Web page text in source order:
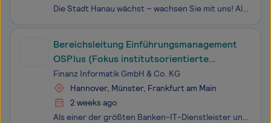
Die Stadt Hanau wächst – wachsen Sie mit uns! Als Hessens kleinste Großstadt haben wir noch viel vor. Im Osten der Metropolregion Frankfurt Rhein Main gelegen, ist die Brüder-Grimm-Stadt ein innovativer Wirt­schaftsstandort mit einer hervorragenden Infrastruktur, internationalem Flair und vielfältig
Bereichsleitung Einführungsmanagement
OSPlus (Fokus institutsorientierte
Bedarfsfelder) (m/w/d)
Finanz Informatik GmbH & Co. KG
Hannover, Münster, Frankfurt am Main
2 weeks ago
Als einer der größten Banken-IT-Dienstleister und Digitalisierungspartner Europas sind wir der Treiber der Digitalisierung innerhalb der Sparkassen-Finanzgruppe. Mit über 5.000 Mitarbeitenden an 3 Standorten machen wir digitales Banking von heute leistungsfähig und entwickeln smarte Finanz-Services